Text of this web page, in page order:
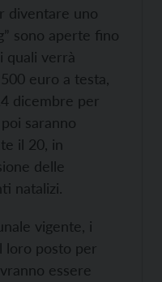
diventare uno
sono aperte fino
quali verrà
euro a testa,
dicembre per
saranno
il 20, in
delle
natalizi.
vigente, i
loro posto per
essere